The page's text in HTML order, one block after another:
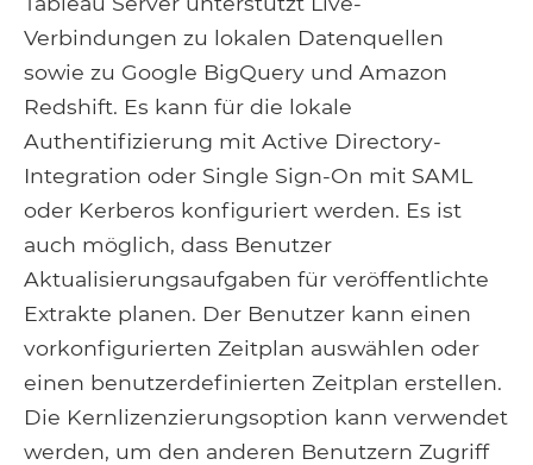
Verbindungen zu lokalen Datenquellen
sowie zu Google BigQuery und Amazon
Redshift. Es kann für die lokale
Authentifizierung mit Active Directory-
Integration oder Single Sign-On mit SAML
oder Kerberos konfiguriert werden. Es ist
auch möglich, dass Benutzer
Aktualisierungsaufgaben für veröffentlichte
Extrakte planen. Der Benutzer kann einen
vorkonfigurierten Zeitplan auswählen oder
einen benutzerdefinierten Zeitplan erstellen.
Die Kernlizenzierungsoption kann verwendet
werden, um den anderen Benutzern Zugriff